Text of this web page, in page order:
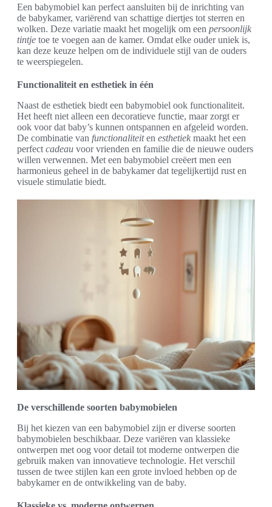
Een babymobiel kan perfect aansluiten bij de inrichting van
de babykamer, variërend van schattige diertjes tot sterren en
wolken. Deze variatie maakt het mogelijk om een persoonlijk
tintje toe te voegen aan de kamer. Omdat elke ouder uniek is,
kan deze keuze helpen om de individuele stijl van de ouders
te weerspiegelen.
Functionaliteit en esthetiek in één
Naast de esthetiek biedt een babymobiel ook functionaliteit.
Het heeft niet alleen een decoratieve functie, maar zorgt er
ook voor dat baby’s kunnen ontspannen en afgeleid worden.
De combinatie van functionaliteiten esthetiek maakt het een
perfect cadeau voor vrienden en familie die de nieuwe ouders
willen verwennen. Met een babymobiel creëert men een
harmonieus geheel in de babykamer dat tegelijkertijd rust en
visuele stimulatie biedt.
De verschillende soorten babymobielen
Bij het kiezen van een babymobiel zijn er diverse soorten
babymobielen beschikbaar. Deze variëren van klassieke
ontwerpen met oog voor detail tot moderne ontwerpen die
gebruik maken van innovatieve technologie. Het verschil
tussen de twee stijlen kan een grote invloed hebben op de
babykamer en de ontwikkeling van de baby.